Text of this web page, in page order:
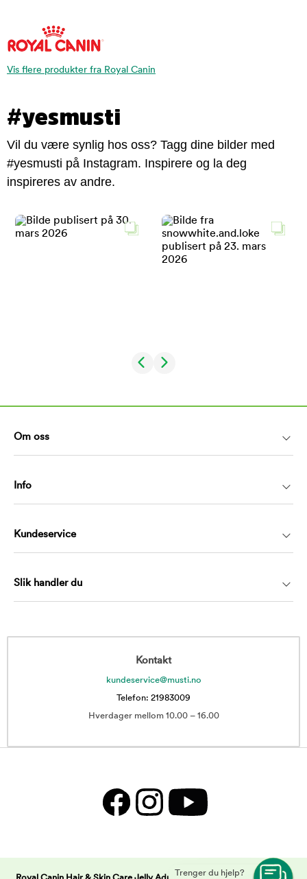
Vis flere produkter fra Royal Canin
#yesmusti
Vil du være synlig hos oss? Tagg dine bilder med
#yesmusti på Instagram. Inspirere og la deg
inspireres av andre.
Trenger du hjelp?
Om oss
Info
Kundeservice
Slik handler du
Kontakt
kundeservice@musti.no
Telefon: 21983009
Hverdager mellom 10.00 – 16.00